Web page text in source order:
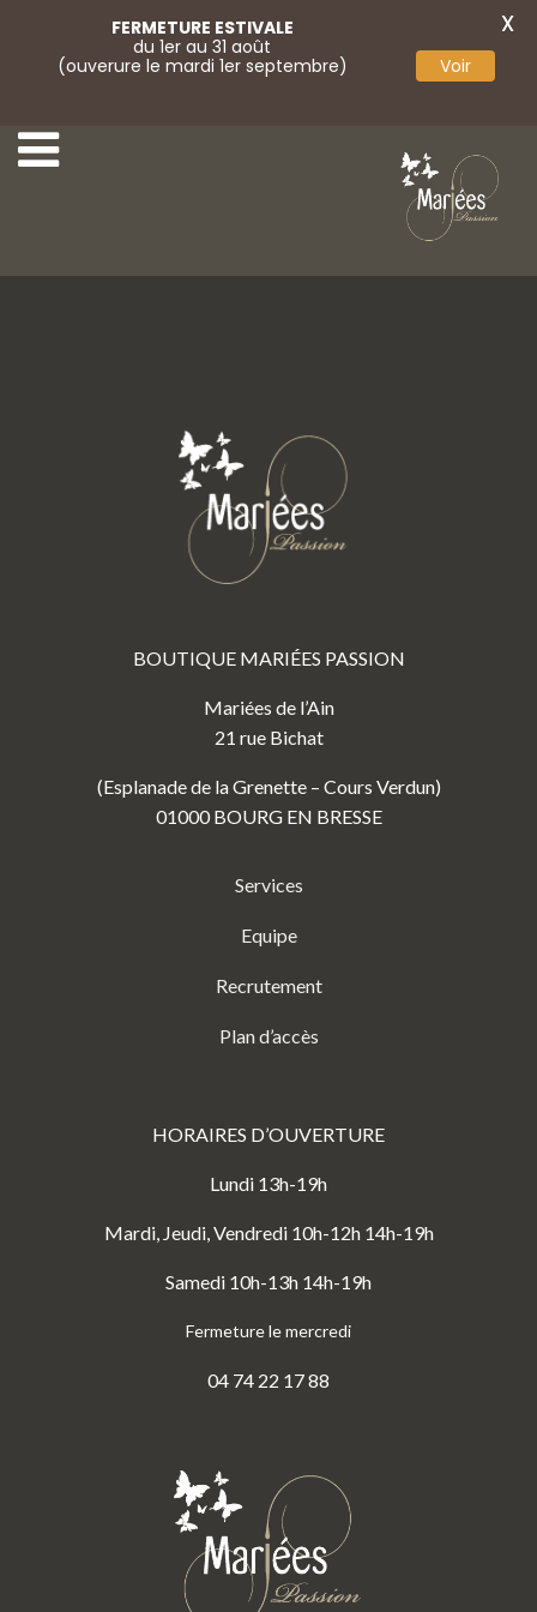
BOUTIQUE MARIÉES PASSION
Mariées de l’Ain
21 rue Bichat
(Esplanade de la Grenette – Cours Verdun)
01000 BOURG EN BRESSE
Services
Equipe
Recrutement
Plan d’accès
HORAIRES D’OUVERTURE
Lundi 13h-19h
Mardi, Jeudi, Vendredi 10h-12h 14h-19h
Samedi 10h-13h 14h-19h
Fermeture le mercredi
04 74 22 17 88
FERMETURE ESTIVALE
du 1er au 31 août
(ouverure le mardi 1er septembre)
Voir
X